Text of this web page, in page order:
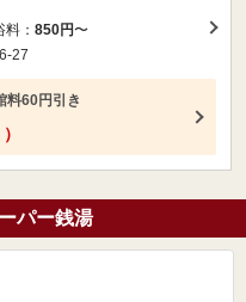
料： 850円〜
27
料60円引き
パー銭湯